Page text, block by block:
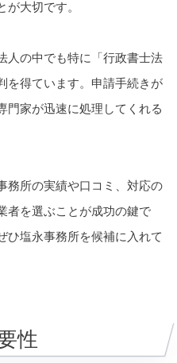
大切です。
人の中でも特に「行政書士法
を得ています。申請手続きが
門家が迅速に処理してくれる
務所の実績や口コミ、対応の
者を選ぶことが成功の鍵で
ひ塩永事務所を候補に入れて
性